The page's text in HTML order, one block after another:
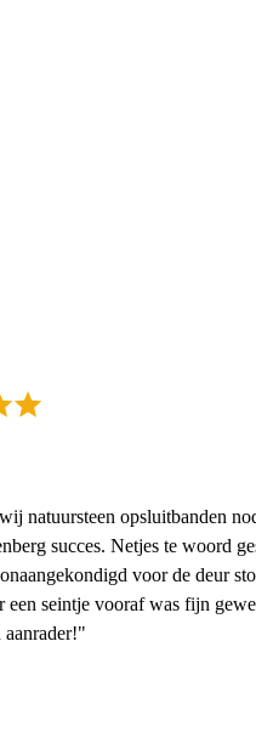
natuursteen opsluitbanden
succes. Netjes te woord
voor de deur
een seintje vooraf was fijn
aanrader!"